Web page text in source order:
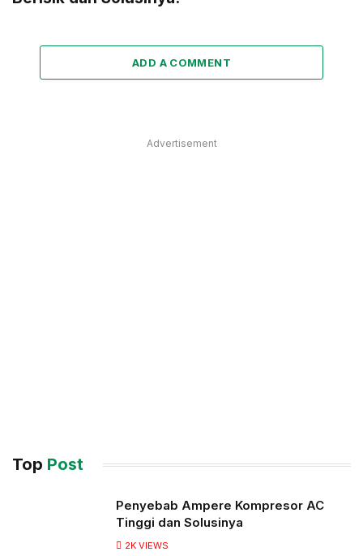
ADD A COMMENT
Advertisement
Top Post
Penyebab Ampere Kompresor AC
Tinggi dan Solusinya
2K VIEWS